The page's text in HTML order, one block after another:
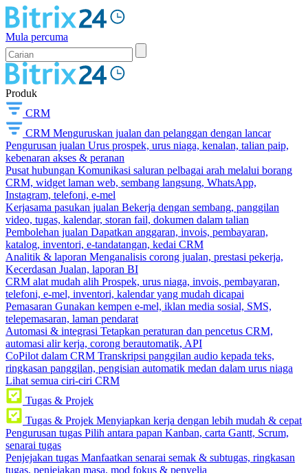
Mula percuma
Produk
CRM
CRM Menguruskan jualan dan pelanggan dengan lancar
Pengurusan jualan Urus prospek, urus niaga, kenalan, talian paip,
kebenaran akses & peranan
Pusat hubungan Komunikasi saluran pelbagai arah melalui borang
CRM, widget laman web, sembang langsung, WhatsApp,
Instagram, telefoni, e-mel
Kerjasama pasukan jualan Bekerja dengan sembang, panggilan
video, tugas, kalendar, storan fail, dokumen dalam talian
Pembolehan jualan Dapatkan anggaran, invois, pembayaran,
katalog, inventori, e-tandatangan, kedai CRM
Analitik & laporan Menganalisis corong jualan, prestasi pekerja,
Kecerdasan Jualan, laporan BI
CRM alat mudah alih Prospek, urus niaga, invois, pembayaran,
telefoni, e-mel, inventori, kalendar yang mudah dicapai
Pemasaran Gunakan kempen e-mel, iklan media sosial, SMS,
telepemasaran, laman pendarat
Automasi & integrasi Tetapkan peraturan dan pencetus CRM,
automasi alir kerja, corong berautomatik, API
CoPilot dalam CRM Transkripsi panggilan audio kepada teks,
ringkasan panggilan, pengisian automatik medan dalam urus niaga
Lihat semua ciri-ciri CRM
Tugas & Projek
Tugas & Projek Menyiapkan kerja dengan lebih mudah & cepat
Pengurusan tugas Pilih antara papan Kanban, carta Gantt, Scrum,
senarai tugas
Penjejakan tugas Manfaatkan senarai semak & subtugas, ringkasan
tugas, penjejakan masa, mod fokus & penyelia